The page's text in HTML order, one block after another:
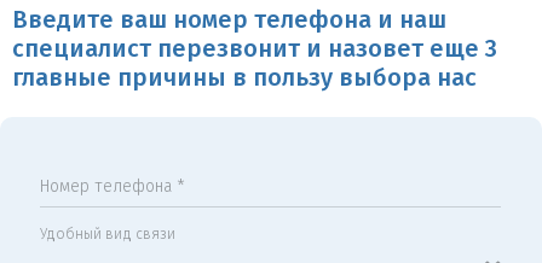
Введите ваш номер телефона и наш
специалист перезвонит и назовет еще 3
главные причины в пользу выбора нас
Номер телефона *
Удобный вид связи